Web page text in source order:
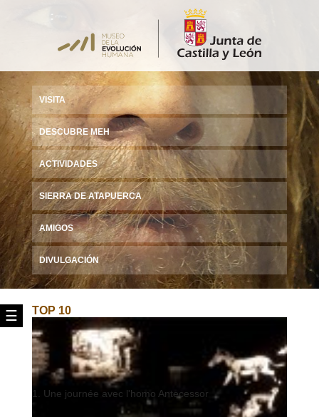
☰
VISITA
DESCUBRE MEH
ACTIVIDADES
SIERRA DE ATAPUERCA
AMIGOS
DIVULGACIÓN
TOP 10
1. Une journée avec l'homo Antecessor